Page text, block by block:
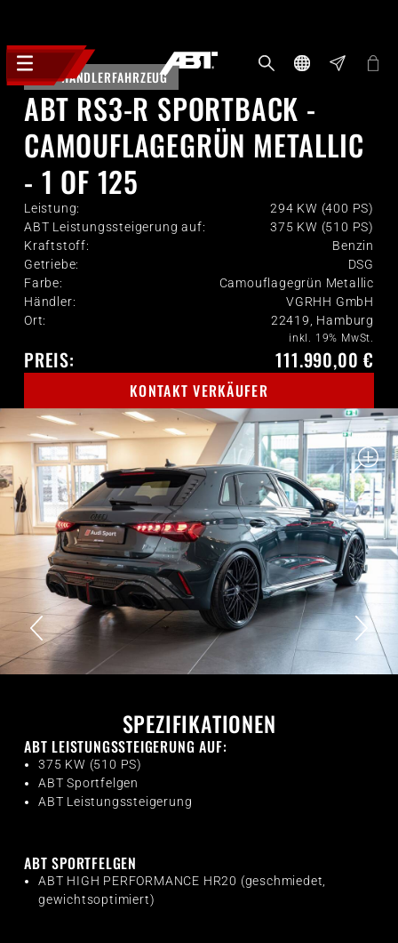
HÄNDLERFAHRZEUG
ABT RS3-R SPORTBACK -
CAMOUFLAGEGRÜN METALLIC
- 1 OF 125
Leistung:
294 KW (400 PS)
ABT Leistungssteigerung auf:
375 KW (510 PS)
Kraftstoff:
Benzin
Getriebe:
DSG
Farbe:
Camouflagegrün Metallic
Händler:
VGRHH GmbH
Ort:
22419, Hamburg
PREIS:
inkl. 19% MwSt.
111.990,00 €
KONTAKT VERKÄUFER
SPEZIFIKATIONEN
ABT LEISTUNGSSTEIGERUNG AUF:
375 KW (510 PS)
ABT Sportfelgen
ABT Leistungssteigerung
ABT SPORTFELGEN
ABT HIGH PERFORMANCE HR20 (geschmiedet,
gewichtsoptimiert)